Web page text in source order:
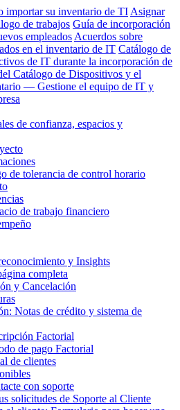
importar su inventario de TI Asignar
de trabajos Guía de incorporación
empleados Acuerdos sobre
en el inventario de IT Catálogo de
de IT durante la incorporación de
Catálogo de Dispositivos y el
— Gestione el equipo de IT y
de confianza, espacios y
de tolerancia de control horario
de trabajo financiero
y Insights
completa
y Cancelación
Notas de crédito y sistema de
Factorial
de pago Factorial
de clientes
con soporte
solicitudes de Soporte al Cliente